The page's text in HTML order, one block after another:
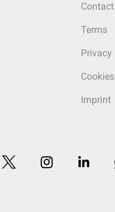
Contact
Terms
Privacy
Cookies
Imprint